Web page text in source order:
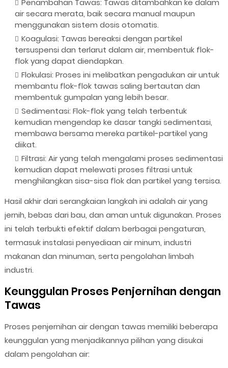
Penambahan Tawas: Tawas ditambahkan ke dalam
air secara merata, baik secara manual maupun
menggunakan sistem dosis otomatis.
Koagulasi: Tawas bereaksi dengan partikel
tersuspensi dan terlarut dalam air, membentuk flok-
flok yang dapat diendapkan.
Flokulasi: Proses ini melibatkan pengadukan air untuk
membantu flok-flok tawas saling bertautan dan
membentuk gumpalan yang lebih besar.
Sedimentasi: Flok-flok yang telah terbentuk
kemudian mengendap ke dasar tangki sedimentasi,
membawa bersama mereka partikel-partikel yang
diikat.
Filtrasi: Air yang telah mengalami proses sedimentasi
kemudian dapat melewati proses filtrasi untuk
menghilangkan sisa-sisa flok dan partikel yang tersisa.
Hasil akhir dari serangkaian langkah ini adalah air yang
jernih, bebas dari bau, dan aman untuk digunakan. Proses
ini telah terbukti efektif dalam berbagai pengaturan,
termasuk instalasi penyediaan air minum, industri
makanan dan minuman, serta pengolahan limbah
industri.
Keunggulan Proses Penjernihan dengan
Tawas
Proses penjernihan air dengan tawas memiliki beberapa
keunggulan yang menjadikannya pilihan yang disukai
dalam pengolahan air: